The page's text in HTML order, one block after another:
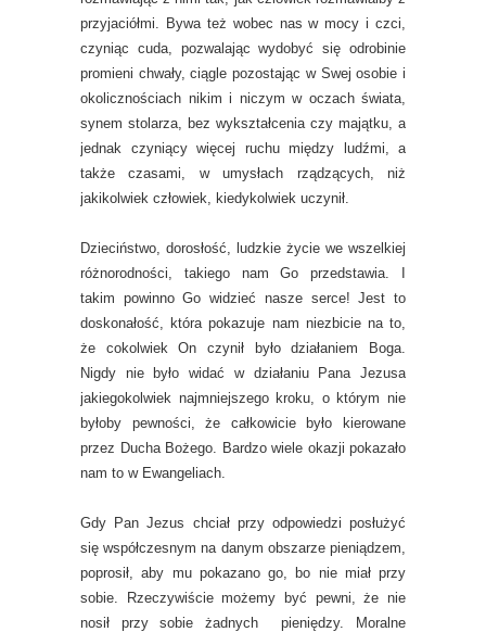
przyjaciółmi. Bywa też wobec nas w mocy i czci,
czyniąc cuda, pozwalając wydobyć się odrobinie
promieni chwały, ciągle pozostając w Swej osobie i
okolicznościach nikim i niczym w oczach świata,
synem stolarza, bez wykształcenia czy majątku, a
jednak czyniący więcej ruchu między ludźmi, a
także czasami, w umysłach rządzących, niż
jakikolwiek człowiek, kiedykolwiek uczynił.
Dzieciństwo, dorosłość, ludzkie życie we wszelkiej
różnorodności, takiego nam Go przedstawia. I
takim powinno Go widzieć nasze serce! Jest to
doskonałość, która pokazuje nam niezbicie na to,
że cokolwiek On czynił było działaniem Boga.
Nigdy nie było widać w działaniu Pana Jezusa
jakiegokolwiek najmniejszego kroku, o którym nie
byłoby pewności, że całkowicie było kierowane
przez Ducha Bożego. Bardzo wiele okazji pokazało
nam to w Ewangeliach.
Gdy Pan Jezus chciał przy odpowiedzi posłużyć
się współczesnym na danym obszarze pieniądzem,
poprosił, aby mu pokazano go, bo nie miał przy
sobie. Rzeczywiście możemy być pewni, że nie
nosił przy sobie żadnych pieniędzy. Moralne